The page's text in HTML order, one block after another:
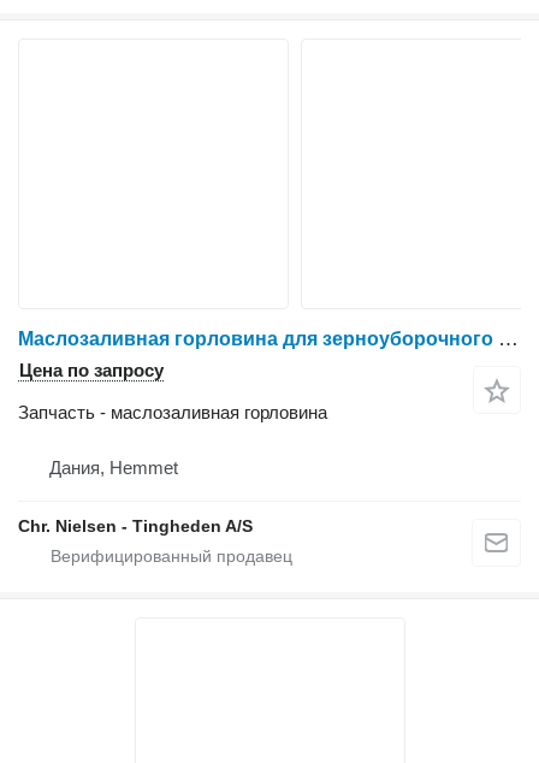
Маслозаливная горловина для зерноуборочного комбайна IVECO F2CE9684L
Цена по запросу
Запчасть - маслозаливная горловина
Дания, Hemmet
Chr. Nielsen - Tingheden A/S